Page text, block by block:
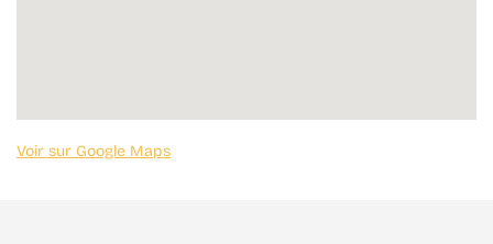
Voir sur Google Maps